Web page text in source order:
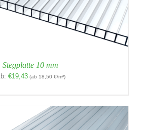
Stegplatte 10 mm
€19,43(ab 18,50 €/m²)